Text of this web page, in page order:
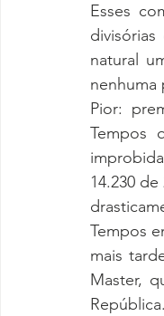
Esses
natural
Pior:
Tempos
14.230
Tempos
mais
Master,